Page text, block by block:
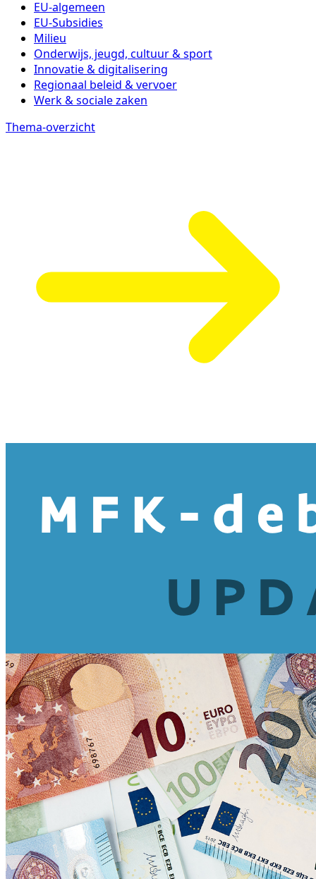
EU-algemeen
EU-Subsidies
Milieu
Onderwijs, jeugd, cultuur & sport
Innovatie & digitalisering
Regionaal beleid & vervoer
Werk & sociale zaken
Thema-overzicht